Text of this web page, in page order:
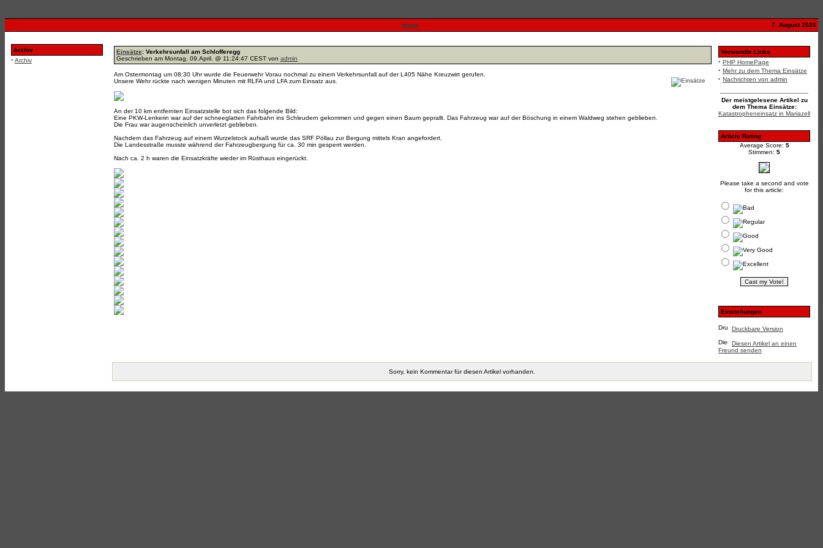
Home 7. August 2026
Archiv
· Archiv
Einsätze: Verkehrsunfall am Schlofferegg
Geschrieben am Montag, 09.April. @ 11:24:47 CEST von admin
Am Ostermontag um 08:30 Uhr wurde die Feuerwehr Vorau nochmal zu einem Verkehrsunfall auf der L405 Nähe Kreuzwirt gerufen.
Unsere Wehr rückte nach wenigen Minuten mit RLFA und LFA zum Einsatz aus.
An der 10 km entfernten Einsatzstelle bot sich das folgende Bild:
Eine PKW-Lenkerin war auf der schneeglatten Fahrbahn ins Schleudern gekommen und gegen einen Baum geprallt. Das Fahrzeug war auf der Böschung in einem Waldweg stehen geblieben.
Die Frau war augenscheinlich unverletzt geblieben.
Nachdem das Fahrzeug auf einem Wurzelstock aufsaß wurde das SRF Pöllau zur Bergung mittels Kran angefordert.
Die Landesstraße musste während der Fahrzeugbergung für ca. 30 min gesperrt werden.
Nach ca. 2 h waren die Einsatzkräfte wieder im Rüsthaus eingerückt.
Verwandte Links
· PHP HomePage
· Mehr zu dem Thema Einsätze
· Nachrichten von admin
Der meistgelesene Artikel zu
dem Thema Einsätze:
Katastropheneinsatz in Mariazell
Article Rating
Average Score: 5
Stimmen: 5
Please take a second and vote
for this article:
Einstellungen
Druckbare Version
Diesen Artikel an einen
Freund senden
Sorry, kein Kommentar für diesen Artikel vorhanden.